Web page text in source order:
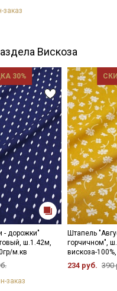
заказ
Вискоза
30%
- дорожки"
ш.1.42м,
м.кв
заказ
Штапель
горчичном",
вискоза-
234 руб. 390